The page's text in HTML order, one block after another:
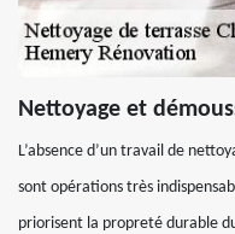
Nettoyage et
L’absence d’un travail de
sont opérations très
priorisent la propreté durable